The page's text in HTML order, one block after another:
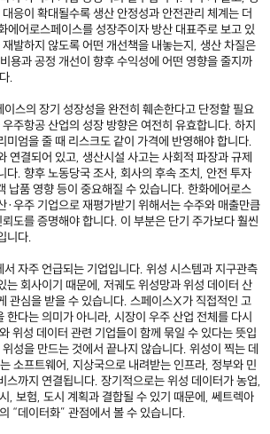
응이 확대될수록 생산 안정성과 안전관리 체계는 더
에어로스페이스를 성장주이자 방산 대표주로 보고 있
발하지 않도록 어떤 개선책을 내놓는지, 생산 차질은
용과 공정 개선이 향후 수익성에 어떤 영향을 줄지까
.
스의 장기 성장성을 완전히 훼손한다고 단정할 필요
주항공 산업의 성장 방향은 여전히 유효합니다. 하지
미엄을 줄 때 리스크도 같이 가격에 반영해야 합니다.
연결되어 있고, 생산시설 사고는 사회적 파장과 규제
다. 향후 노동당국 조사, 회사의 후속 조치, 안전 투자
납품 영향 등이 중요해질 수 있습니다. 한화에어로스
·우주 기업으로 재평가받기 위해서는 수주와 매출만큼
도를 증명해야 합니다. 이 부분은 단기 주가보다 훨씬
니다.
자주 언급되는 기업입니다. 위성 시스템과 지구관측
는 회사이기 때문에, 저궤도 위성망과 위성 데이터 산
관심을 받을 수 있습니다. 스페이스X가 직접적인 고
한다는 의미가 아니라, 시장이 우주 산업 전체를 다시
위성 데이터 관련 기업들이 함께 묶일 수 있다는 뜻입
성을 만드는 것에서 끝나지 않습니다. 위성이 찍는 데
소프트웨어, 지상국으로 내려받는 인프라, 정부와 민
스까지 연결됩니다. 장기적으로는 위성 데이터가 농업,
, 보험, 도시 계획과 결합될 수 있기 때문에, 쎄트렉아
“데이터화” 관점에서 볼 수 있습니다.